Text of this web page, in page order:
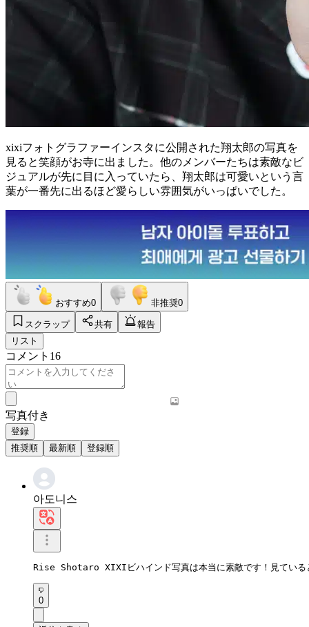
xixiフォトグラファーインスタに公開された翔太郎の写真を
見ると笑顔がお寺に出ました。他のメンバーたちは素敵なビ
ジュアルが先に目に入っていたら、翔太郎は可愛いという言
葉が一番先に出るほど愛らしい雰囲気がいっぱいでした。
おすすめ0 非推奨0
スクラップ 共有
報告
リスト
コメント 16
写真付き
登録
推奨順
最新順 登録順
아도니스
Rise Shotaro XIXIビハインド写真は本当に素敵です！見ている
0